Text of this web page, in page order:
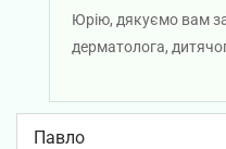
Юрію, дякуємо вам
дерматолога,
косметолога
вам міцного
Павло